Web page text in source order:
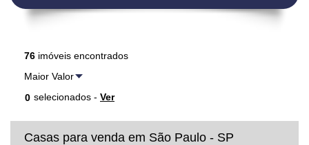
76 imóveis encontrados
0 selecionados - Ver
Casas para venda em São Paulo - SP